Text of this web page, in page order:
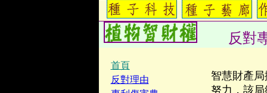
反對
首頁
反對理由
智慧財產